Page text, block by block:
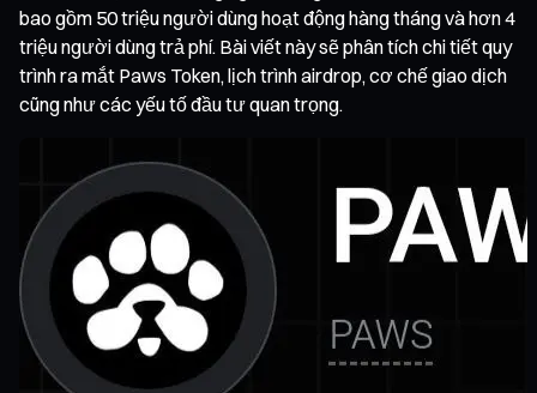
bao gồm 50 triệu người dùng hoạt động hàng tháng và hơn 4
triệu người dùng trả phí. Bài viết này sẽ phân tích chi tiết quy
trình ra mắt Paws Token, lịch trình airdrop, cơ chế giao dịch
cũng như các yếu tố đầu tư quan trọng.